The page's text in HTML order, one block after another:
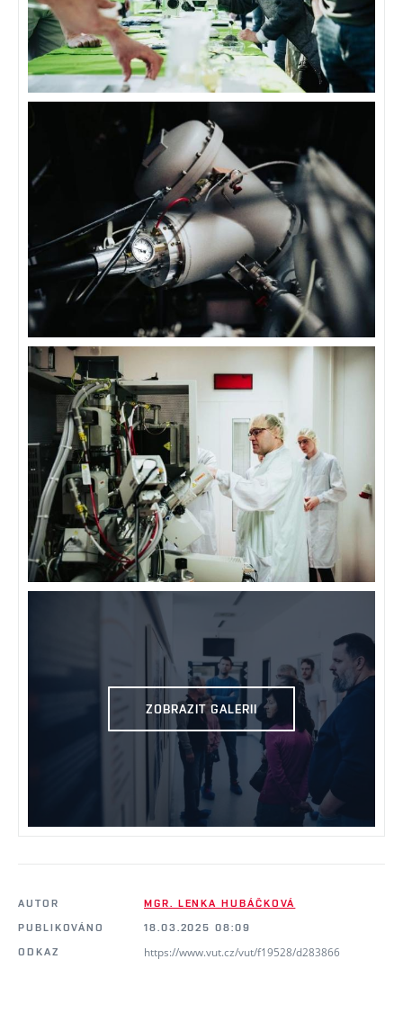
ZOBRAZIT GALERII
AUTOR
MGR. LENKA HUBÁČKOVÁ
PUBLIKOVÁNO
18.03.2025 08:09
ODKAZ
https://www.vut.cz/vut/f19528/d283866